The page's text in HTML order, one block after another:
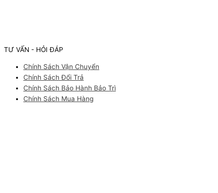
TƯ VẤN - HỎI ĐÁP
Chính Sách Vận Chuyển
Chính Sách Đổi Trả
Chính Sách Bảo Hành Bảo Trì
Chính Sách Mua Hàng